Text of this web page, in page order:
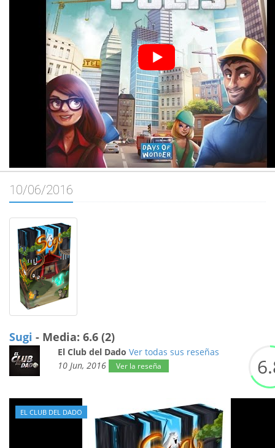
10/06/2016
Sugi - Media: 6.6 (2)
El Club del Dado Ver todas sus reseñas
10 Jun, 2016
Ver la reseña 6.
EL CLUB DEL DADO